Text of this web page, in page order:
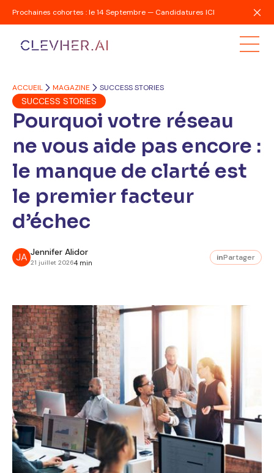
Prochaines cohortes : le 14 Septembre — Candidatures ICI
ACCUEIL MAGAZINE SUCCESS STORIES
SUCCESS STORIES
Pourquoi votre réseau
ne vous aide pas encore :
le manque de clarté est
le premier facteur
d’échec
JA Jennifer Alidor
21 juillet 20264 min
inPartager